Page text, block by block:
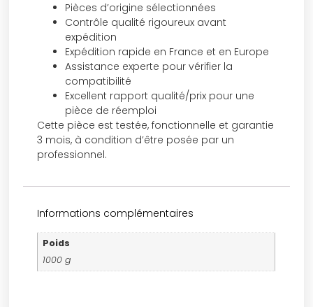
Pièces d’origine sélectionnées
Contrôle qualité rigoureux avant
expédition
Expédition rapide en France et en Europe
Assistance experte pour vérifier la
compatibilité
Excellent rapport qualité/prix pour une
pièce de réemploi
Cette pièce est testée, fonctionnelle et garantie
3 mois, à condition d’être posée par un
professionnel.
Informations complémentaires
Poids
1000 g